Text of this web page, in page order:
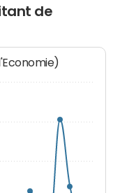
de